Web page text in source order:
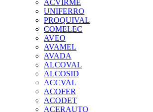
ACVIRME
UNIFERRO
PROQUIVAL
COMELEC
AVEO
AVAMEL
AVADA
ALCOVAL
ALCOSID
ACCVAL
ACOFER
ACODET
ACERAUTO